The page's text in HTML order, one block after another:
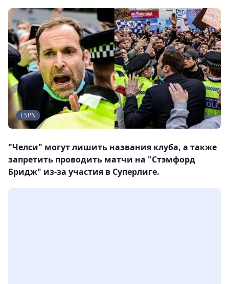
ESPN
"Челси" могут лишить названия клуба, а также
запретить проводить матчи на "Стэмфорд
Бридж" из-за участия в Суперлиге.